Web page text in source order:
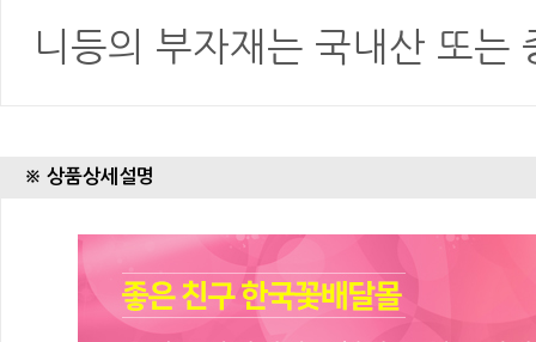
니등의 부자재는 국내산 또는
※ 상품상세설명